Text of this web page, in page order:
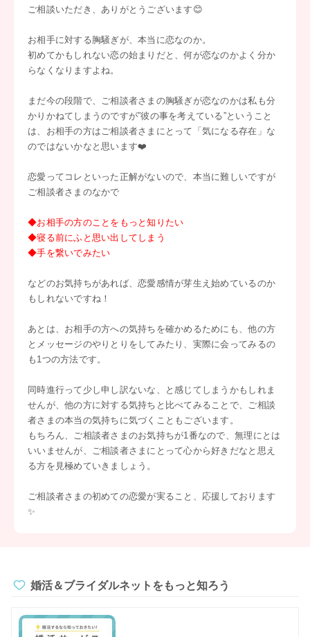
ご相談いただき、ありがとうございます😊
お相手に対する胸騒ぎが、本当に恋なのか。
初めてかもしれない恋の始まりだと、何が恋なのかよく分か
らなくなりますよね。
まだ今の段階で、ご相談者さまの胸騒ぎが恋なのかは私も分
かりかねてしまうのですが”彼の事を考えている”ということ
は、お相手の方はご相談者さまにとって「気になる存在」な
のではないかなと思います❤️
恋愛ってコレといった正解がないので、本当に難しいですが
ご相談者さまのなかで
◆お相手の方のことをもっと知りたい
◆寝る前にふと思い出してしまう
◆手を繋いでみたい
などのお気持ちがあれば、恋愛感情が芽生え始めているのか
もしれないですね！
あとは、お相手の方への気持ちを確かめるためにも、他の方
とメッセージのやりとりをしてみたり、実際に会ってみるの
も1つの方法です。
同時進行って少し申し訳ないな、と感じてしまうかもしれま
せんが、他の方に対する気持ちと比べてみることで、ご相談
者さまの本当の気持ちに気づくこともございます。
もちろん、ご相談者さまのお気持ちが1番なので、無理にとは
いいませんが、ご相談者さまにとって心から好きだなと思え
る方を見極めていきましょう。
ご相談者さまの初めての恋愛が実ること、応援しております
✨
婚活＆ブライダルネットをもっと知ろう